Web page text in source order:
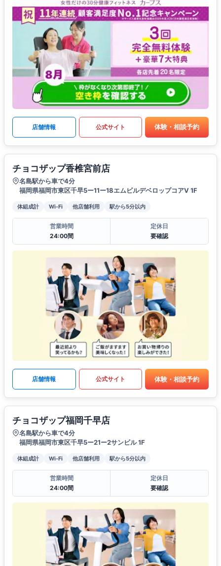
店舗情報 公式サイト 体験・相談予約
チョコザップ香椎宮前店
名島駅から車で4分
福岡県福岡市東区千早5ー11ー18エムビルデベロップコアV 1F
体組成計 Wi-Fi 他店舗利用 駅から5分以内
営業時間
24:00間
定休日
要確認
店舗情報 公式サイト 体験・相談予約
チョコザップ福岡千早店
名島駅から車で4分
福岡県福岡市東区千早5ー21ー2サンビル 1F
体組成計 Wi-Fi 他店舗利用 駅から5分以内
営業時間
24:00間
定休日
要確認